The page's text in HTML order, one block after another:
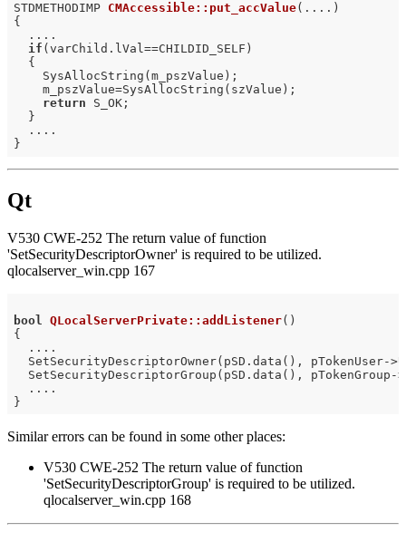
STDMETHODIMP CMAccessible::put_accValue(....)
{
  ....
if (varChild.lVal==CHILDID_SELF)
  {
    SysAllocString(m_pszValue);
    m_pszValue=SysAllocString(szValue);
return S_OK;
  }
  ....
Qt
V530 CWE-252 The return value of function
'SetSecurityDescriptorOwner' is required to be utilized.
qlocalserver_win.cpp 167
bool QLocalServerPrivate::addListener()
{
  ....
SetSecurityDescriptorOwner(pSD.data(), pTokenUser-
SetSecurityDescriptorGroup(pSD.data(), pTokenGroup-
  ....
Similar errors can be found in some other places:
V530 CWE-252 The return value of function
'SetSecurityDescriptorGroup' is required to be utilized.
qlocalserver_win.cpp 168